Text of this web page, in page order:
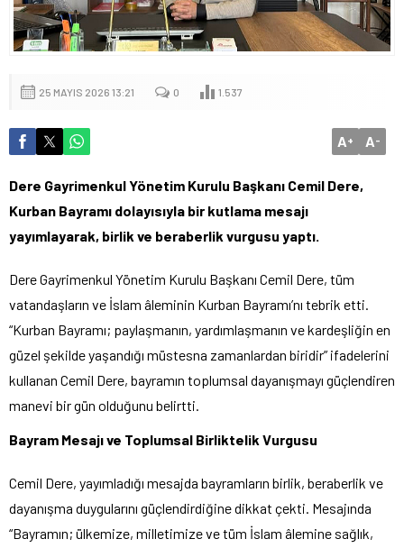
25 MAYIS 2026 13:21 0 1.537
A+ A-
Dere Gayrimenkul Yönetim Kurulu Başkanı Cemil Dere,
Kurban Bayramı dolayısıyla bir kutlama mesajı
yayımlayarak, birlik ve beraberlik vurgusu yaptı.
Dere Gayrimenkul Yönetim Kurulu Başkanı Cemil Dere, tüm
vatandaşların ve İslam âleminin Kurban Bayramı’nı tebrik etti.
“Kurban Bayramı; paylaşmanın, yardımlaşmanın ve kardeşliğin en
güzel şekilde yaşandığı müstesna zamanlardan biridir” ifadelerini
kullanan Cemil Dere, bayramın toplumsal dayanışmayı güçlendiren
manevi bir gün olduğunu belirtti.
Bayram Mesajı ve Toplumsal Birliktelik Vurgusu
Cemil Dere, yayımladığı mesajda bayramların birlik, beraberlik ve
dayanışma duygularını güçlendirdiğine dikkat çekti. Mesajında
“Bayramın; ülkemize, milletimize ve tüm İslam âlemine sağlık,